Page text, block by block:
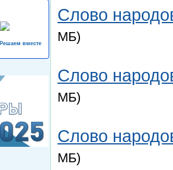
Решаем вместе
Слово
МБ)
Слово
МБ)
Слово
МБ)